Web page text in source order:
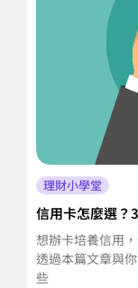
理財小學堂
信用卡怎麼選？
想辦卡培養信用
透過本篇文章與
些